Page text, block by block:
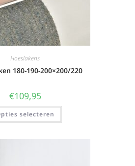
Hoeslakens
180-190-200×200/220
€109,95
selecteren